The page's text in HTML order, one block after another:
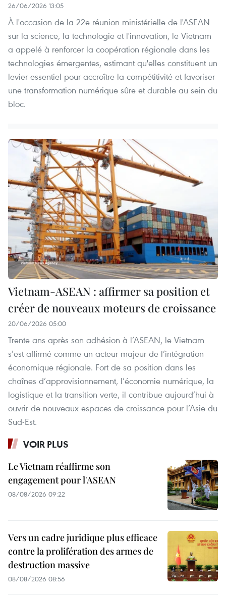
26/06/2026 13:05
À l'occasion de la 22e réunion ministérielle de l'ASEAN
sur la science, la technologie et l'innovation, le Vietnam
a appelé à renforcer la coopération régionale dans les
technologies émergentes, estimant qu'elles constituent un
levier essentiel pour accroître la compétitivité et favoriser
une transformation numérique sûre et durable au sein du
bloc.
Vietnam-ASEAN : affirmer sa position et
créer de nouveaux moteurs de croissance
20/06/2026 05:00
Trente ans après son adhésion à l’ASEAN, le Vietnam
s’est affirmé comme un acteur majeur de l’intégration
économique régionale. Fort de sa position dans les
chaînes d’approvisionnement, l’économie numérique, la
logistique et la transition verte, il contribue aujourd’hui à
ouvrir de nouveaux espaces de croissance pour l’Asie du
Sud-Est.
VOIR PLUS
Le Vietnam réaffirme son
engagement pour l'ASEAN
08/08/2026 09:22
Vers un cadre juridique plus efficace
contre la prolifération des armes de
destruction massive
08/08/2026 08:56